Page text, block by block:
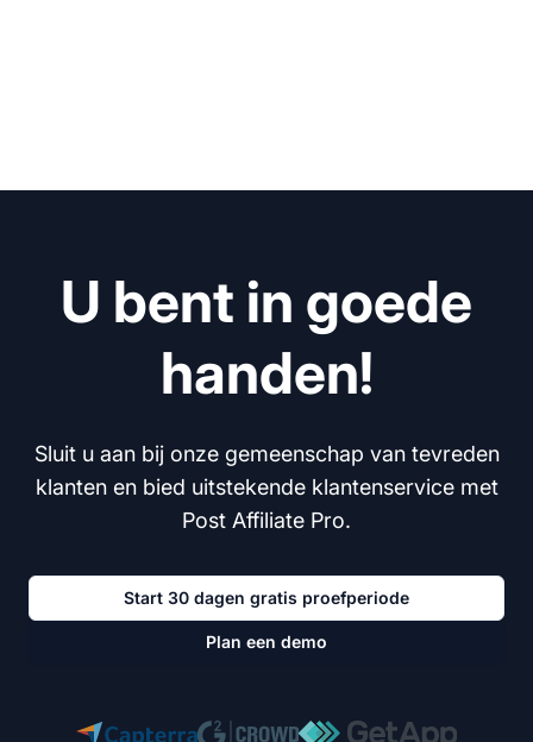
U bent in goede
handen!
Sluit u aan bij onze gemeenschap van tevreden
klanten en bied uitstekende klantenservice met
Post Affiliate Pro.
Start 30 dagen gratis proefperiode
Plan een demo